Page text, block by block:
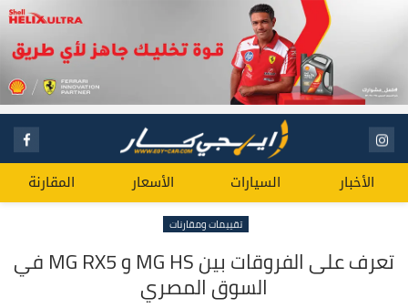
الأخبار السيارات الأسعار المقارنة
تقييمات ومقارنات
تعرف على الفروقات بين MG HS و MG RX5 في
السوق المصري